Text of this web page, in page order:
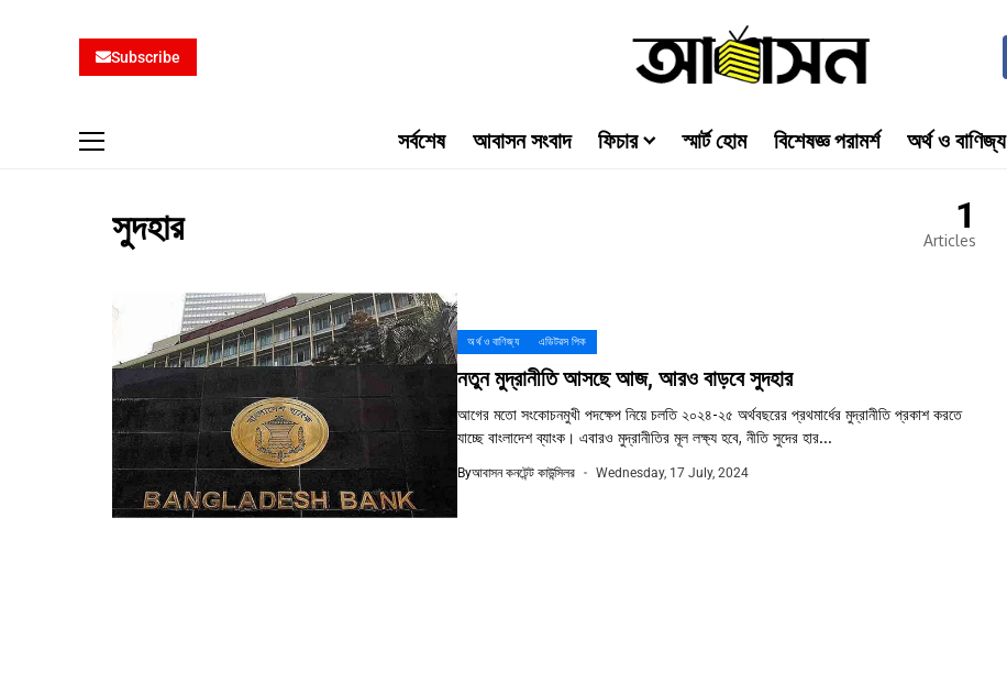
Subscribe
সর্বশেষ আবাসন সংবাদ ফিচার স্মার্ট হোম বিশেষজ্ঞ পরামর্শ অর্থ ও বাণিজ্য
সুদহার 1
Articles
অর্থ ও বাণিজ্য এডিটরস পিক
নতুন মুদ্রানীতি আসছে আজ, আরও বাড়বে সুদহার
আগের মতো সংকোচনমুখী পদক্ষেপ নিয়ে চলতি ২০২৪-২৫ অর্থবছরের প্রথমার্ধের মুদ্রানীতি প্রকাশ করতে
যাচ্ছে বাংলাদেশ ব্যাংক। এবারও মুদ্রানীতির মূল লক্ষ্য হবে, নীতি সুদের হার...
Byআবাসন কনটেন্ট কাউন্সিলর Wednesday, 17 July, 2024